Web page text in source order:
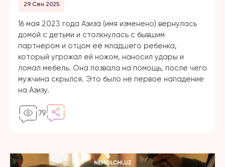
29 Сен 2025
16 мая 2023 года Азиза (имя изменено) вернулась
домой с детьми и столкнулась с бывшим
партнёром и отцом её младшего ребенка,
который угрожал ей ножом, наносил удары и
ломал мебель. Она позвала на помощь, после чего
мужчина скрылся. Это было не первое нападение
на Азизу.
79